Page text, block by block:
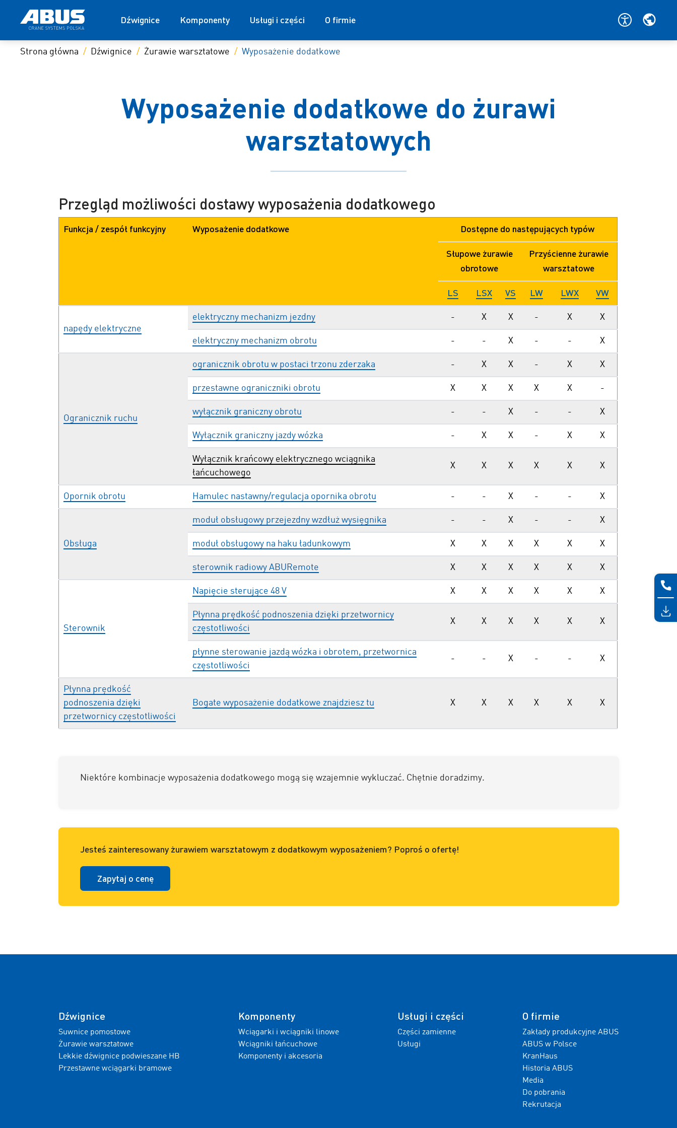
Dźwignice Komponenty Usługi i części O firmie
Strona główna Dźwignice Żurawie warsztatowe Wyposażenie dodatkowe
Wyposażenie dodatkowe do żurawi
warsztatowych
Przegląd możliwości dostawy wyposażenia dodatkowego
Funkcja / zespół funkcyjny Wyposażenie dodatkowe Dostępne do następujących typów
Słupowe żurawie
obrotowe
Przyścienne żurawie
warsztatowe
LS LSX VS LW LWX VW
napędy elektryczne
elektryczny mechanizm jezdny - X X - X X
elektryczny mechanizm obrotu - - X - - X
Ogranicznik ruchu
ogranicznik obrotu w postaci trzonu zderzaka - X X - X X
przestawne ograniczniki obrotu X X X X X -
wyłącznik graniczny obrotu - - X - - X
Wyłącznik graniczny jazdy wózka - X X - X X
Wyłącznik krańcowy elektrycznego wciągnika
łańcuchowego
X X X X X X
Opornik obrotu Hamulec nastawny/regulacja opornika obrotu - - X - - X
Obsługa
moduł obsługowy przejezdny wzdłuż wysięgnika - - X - - X
moduł obsługowy na haku ładunkowym X X X X X X
sterownik radiowy ABURemote X X X X X X
Sterownik
Napięcie sterujące 48 V X X X X X X
Płynna prędkość podnoszenia dzięki przetwornicy
częstotliwości
X X X X X X
płynne sterowanie jazdą wózka i obrotem, przetwornica
częstotliwości
- - X - - X
Płynna prędkość
podnoszenia dzięki
przetwornicy częstotliwości
Bogate wyposażenie dodatkowe znajdziesz tu X X X X X X
Niektóre kombinacje wyposażenia dodatkowego mogą się wzajemnie wykluczać. Chętnie doradzimy.
Jesteś zainteresowany żurawiem warsztatowym z dodatkowym wyposażeniem? Poproś o ofertę!
Zapytaj o cenę
Dźwignice
Suwnice pomostowe
Żurawie warsztatowe
Lekkie dźwignice podwieszane HB
Przestawne wciągarki bramowe
Komponenty
Wciągarki i wciągniki linowe
Wciągniki łańcuchowe
Komponenty i akcesoria
Usługi i części
Części zamienne
Usługi
O firmie
Zakłady produkcyjne ABUS
ABUS w Polsce
KranHaus
Historia ABUS
Media
Do pobrania
Rekrutacja